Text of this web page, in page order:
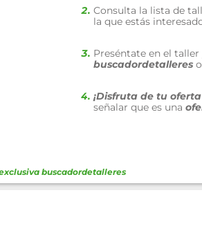
Consulta la lista de
la que estás
Preséntate en el
buscadordetallereso
¡Disfruta de tu
señalar que es una
buscadordetalleres